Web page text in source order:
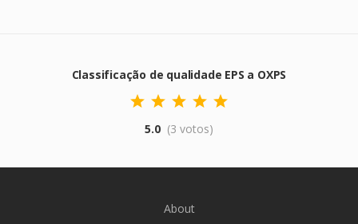
Classificação de qualidade EPS a OXPS
5.0 (3 votos)
About